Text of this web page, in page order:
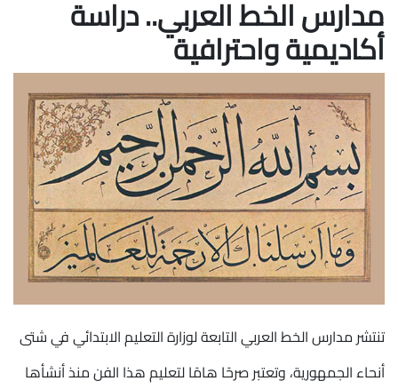
مدارس الخط العربي.. دراسة
أكاديمية واحترافية
تنتشر مدارس الخط العربي التابعة لوزارة التعليم الابتدائي في شتى
أنحاء الجمهورية، وتعتبر صرحًا هامًا لتعليم هذا الفن منذ أنشأها